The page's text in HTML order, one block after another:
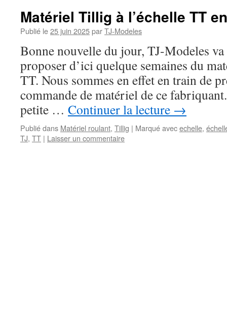
Matériel Tillig à l’échelle TT
Publié le25 juin 2025parTJ-Modeles
Bonne nouvelle du jour, TJ-Modeles va
proposer d’ici quelque semaines du
TT. Nous sommes en effet en train de
commande de matériel de ce
petite … Continuer la lecture →
Publié dans Matériel roulant, Tillig | Marqué avecechelle,
TJ, TT | Laisser un commentaire